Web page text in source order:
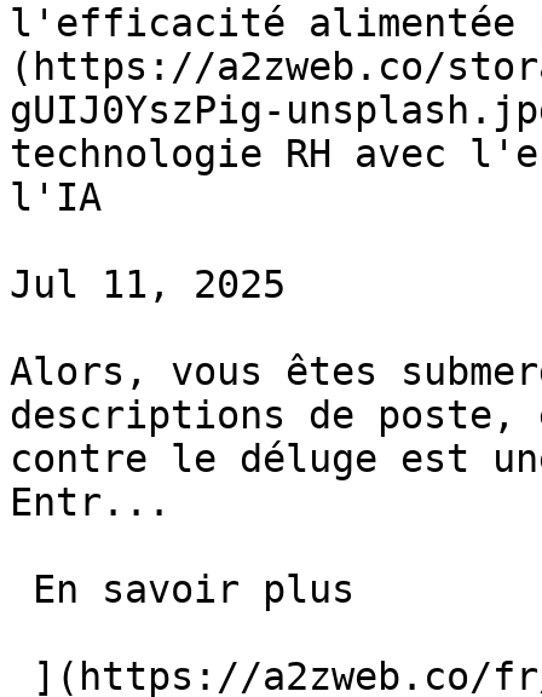
l'efficacité
(https://a2zweb.co/
gUIJ0YszPig-
technologie RH avec
l'IA
Jul 11, 2025
Alors, vous êtes
descriptions de poste,
contre le déluge est
Entr...